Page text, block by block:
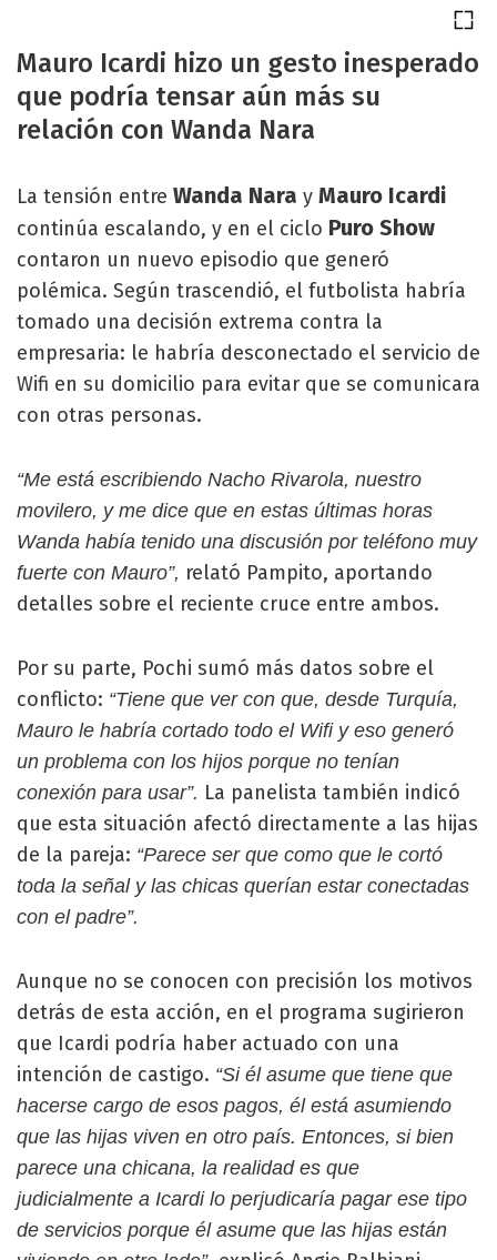
Mauro Icardi hizo un gesto inesperado
que podría tensar aún más su
relación con Wanda Nara
La tensión entre Wanda Nara y Mauro Icardi
continúa escalando, y en el ciclo Puro Show
contaron un nuevo episodio que generó
polémica. Según trascendió, el futbolista habría
tomado una decisión extrema contra la
empresaria: le habría desconectado el servicio de
Wifi en su domicilio para evitar que se comunicara
con otras personas.
“Me está escribiendo Nacho Rivarola, nuestro
movilero, y me dice que en estas últimas horas
Wanda había tenido una discusión por teléfono muy
fuerte con Mauro”, relató Pampito, aportando
detalles sobre el reciente cruce entre ambos.
Por su parte, Pochi sumó más datos sobre el
conflicto: “Tiene que ver con que, desde Turquía,
Mauro le habría cortado todo el Wifi y eso generó
un problema con los hijos porque no tenían
conexión para usar”. La panelista también indicó
que esta situación afectó directamente a las hijas
de la pareja: “Parece ser que como que le cortó
toda la señal y las chicas querían estar conectadas
con el padre”.
Aunque no se conocen con precisión los motivos
detrás de esta acción, en el programa sugirieron
que Icardi podría haber actuado con una
intención de castigo. “Si él asume que tiene que
hacerse cargo de esos pagos, él está asumiendo
que las hijas viven en otro país. Entonces, si bien
parece una chicana, la realidad es que
judicialmente a Icardi lo perjudicaría pagar ese tipo
de servicios porque él asume que las hijas están